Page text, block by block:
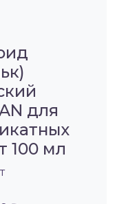
для
100 мл